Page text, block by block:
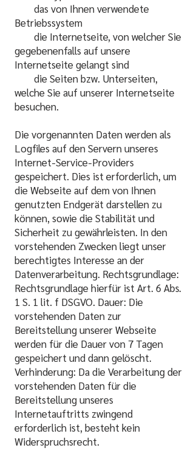
das von Ihnen verwendete
Betriebssystem
die Internetseite, von welcher Sie
gegebenenfalls auf unsere
Internetseite gelangt sind
die Seiten bzw. Unterseiten,
welche Sie auf unserer Internetseite
besuchen.
Die vorgenannten Daten werden als
Logfiles auf den Servern unseres
Internet-Service-Providers
gespeichert. Dies ist erforderlich, um
die Webseite auf dem von Ihnen
genutzten Endgerät darstellen zu
können, sowie die Stabilität und
Sicherheit zu gewährleisten. In den
vorstehenden Zwecken liegt unser
berechtigtes Interesse an der
Datenverarbeitung. Rechtsgrundlage:
Rechtsgrundlage hierfür ist Art. 6 Abs.
1 S. 1 lit. f DSGVO. Dauer: Die
vorstehenden Daten zur
Bereitstellung unserer Webseite
werden für die Dauer von 7 Tagen
gespeichert und dann gelöscht.
Verhinderung: Da die Verarbeitung der
vorstehenden Daten für die
Bereitstellung unseres
Internetauftritts zwingend
erforderlich ist, besteht kein
Widerspruchsrecht.